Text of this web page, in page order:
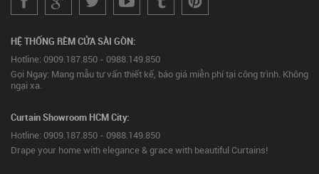
HỆ THỐNG RÈM CỬA SÀI GÒN:
Hotline: 0909.187.850 - 0988.149.850
Gọi Ngay: Mang mẫu tư vấn thiết kế, báo giá miễn phí tại công trình. Không
ngại xa.
Curtain Showroom HCM City:
Hotline: 0909.187.850 - 0988.149.850
Drape your home with elegance & grace with beautiful Curtains!